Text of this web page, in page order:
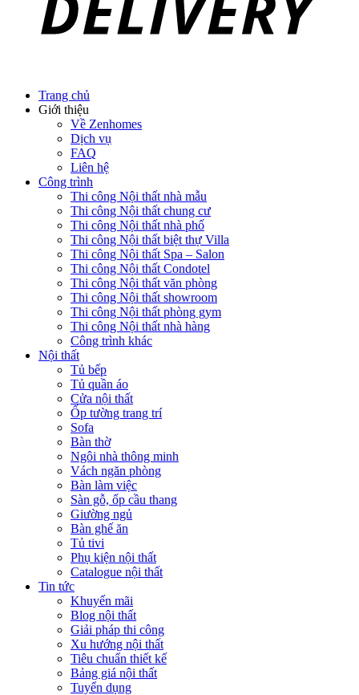
Trang chủ
Giới thiệu
Về Zenhomes
Dịch vụ
FAQ
Liên hệ
Công trình
Thi công Nội thất nhà mẫu
Thi công Nội thất chung cư
Thi công Nội thất nhà phố
Thi công Nội thất biệt thự Villa
Thi công Nội thất Spa – Salon
Thi công Nội thất Condotel
Thi công Nội thất văn phòng
Thi công Nội thất showroom
Thi công Nội thất phòng gym
Thi công Nội thất nhà hàng
Công trình khác
Nội thất
Tủ bếp
Tủ quần áo
Cửa nội thất
Ốp tường trang trí
Sofa
Bàn thờ
Ngôi nhà thông minh
Vách ngăn phòng
Bàn làm việc
Sàn gỗ, ốp cầu thang
Giường ngủ
Bàn ghế ăn
Tủ tivi
Phụ kiện nội thất
Catalogue nội thất
Tin tức
Khuyến mãi
Blog nội thất
Giải pháp thi công
Xu hướng nội thất
Tiêu chuẩn thiết kế
Bảng giá nội thất
Tuyển dụng